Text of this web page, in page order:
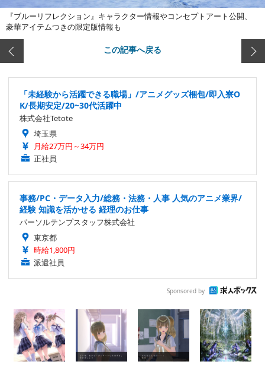
『ブルーリフレクション』キャラクター情報やコンセプトアート公開、
豪華アイテムつきの限定版情報も
この記事へ戻る
「未経験から活躍できる職場」/アニメグッズ梱包/即入寮O
K/長期安定/20~30代活躍中
株式会社Tetote
埼玉県
月給27万円～34万円
正社員
事務/PC・データ入力/総務・法務・人事 人気のアニメ業界/
経験 知識を活かせる 経理のお仕事
パーソルテンプスタッフ株式会社
東京都
時給1,800円
派遣社員
Sponsored by